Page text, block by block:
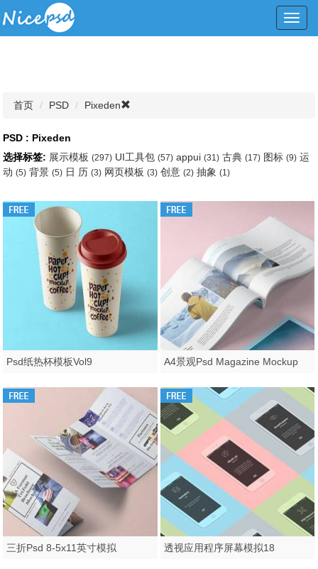
首页 PSD Pixeden
PSD : Pixeden
选择标签: 展示模板(297) UI工具包(57) appui(31) 古典(17) 图标(9) 运
动(5) 背景(5) 日 历(3) 网页模板(3) 创意(2) 抽象(1)
Psd纸热杯模板Vol9 A4景观Psd Magazine Mockup
三折Psd 8-5x11英寸模拟 透视应用程序屏幕模拟18